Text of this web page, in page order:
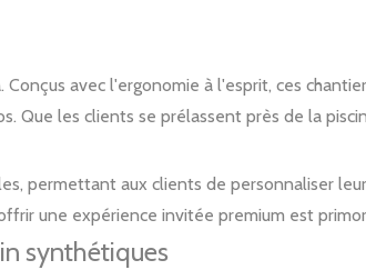
avec l'ergonomie à l'esprit, ces
Que les clients se prélassent près de la
permettant aux clients de personnaliser
une expérience invitée premium est
synthétiques